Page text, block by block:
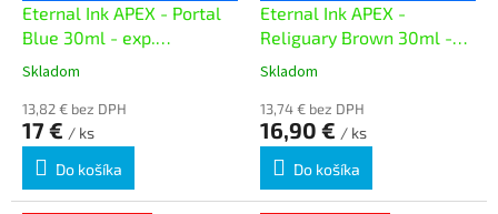
Eternal Ink APEX - Portal
Blue 30ml - exp.
07/02/26
Skladom
13,82 € bez DPH
17 € / ks
Do košíka
Eternal Ink APEX -
Religuary Brown 30ml -
exp. 02/02/26
Skladom
13,74 € bez DPH
16,90 € / ks
Do košíka